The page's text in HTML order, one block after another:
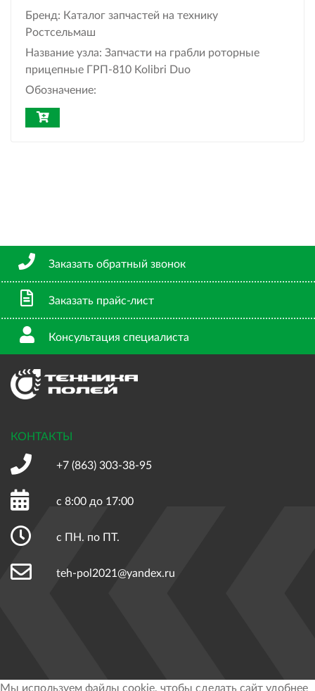
Бренд: Каталог запчастей на технику
Ростсельмаш
Название узла: Запчасти на грабли роторные
прицепные ГРП-810 Kolibri Duo
Обозначение:
Заказать обратный звонок
Заказать прайс-лист
Консультация специалиста
КОНТАКТЫ
+7 (863) 303-38-95
с 8:00 до 17:00
с ПН. по ПТ.
teh-pol2021@yandex.ru
Мы используем файлы cookie, чтобы сделать сайт удобнее